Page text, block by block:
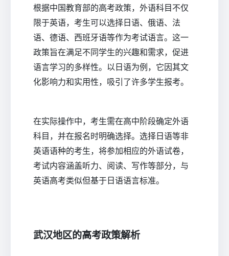
根据中国教育部的高考政策，外语科目不仅
限于英语，考生可以选择日语、俄语、法
语、德语、西班牙语等作为考试语言。这一
政策旨在满足不同学生的兴趣和需求，促进
语言学习的多样性。以日语为例，它因其文
化影响力和实用性，吸引了许多学生报考。
在实际操作中，考生需在高中阶段确定外语
科目，并在报名时明确选择。选择日语等非
英语语种的考生，将参加相应的外语试卷，
考试内容涵盖听力、阅读、写作等部分，与
英语高考类似但基于日语语言标准。
武汉地区的高考政策解析